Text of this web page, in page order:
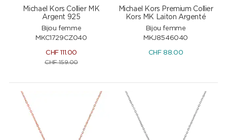
Michael Kors Collier MK
Argent 925
Bijou femme
MKC1729CZ040
CHF111.00
CHF159.00
Michael Kors Premium Collier
Kors MK Laiton Argenté
Bijou femme
MKJ8546040
CHF88.00